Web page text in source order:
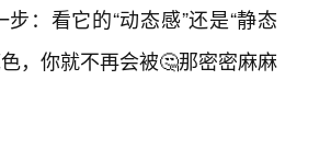
：看它的“动态感”还是“静态
，你就不再会被🤔那密密麻麻